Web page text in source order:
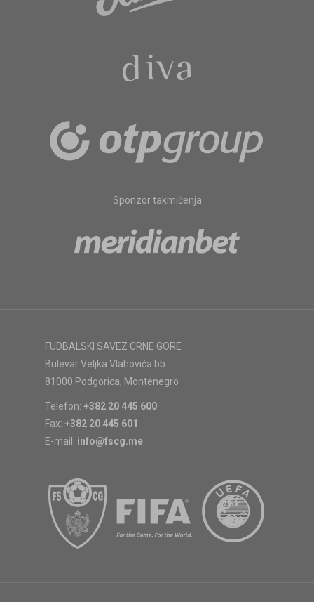
Sponzor takmičenja
FUDBALSKI SAVEZ CRNE GORE
Bulevar Veljka Vlahovića bb
81000 Podgorica, Montenegro
Telefon: +382 20 445 600
Fax: +382 20 445 601
E-mail: info@fscg.me